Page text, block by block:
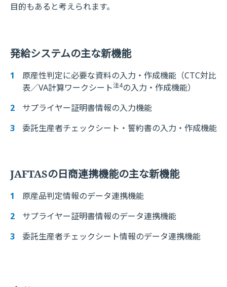
目的もあると考えられます。
発給システムの主な新機能
原産性判定に必要な資料の入力・作成機能（CTC対比
表／VA計算ワークシート注4の入力・作成機能）
サプライヤー証明書情報の入力機能
委託生産者チェックシート・誓約書の入力・作成機能
JAFTASの日商連携機能の主な新機能
原産品判定情報のデータ連携機能
サプライヤー証明書情報のデータ連携機能
委託生産者チェックシート情報のデータ連携機能